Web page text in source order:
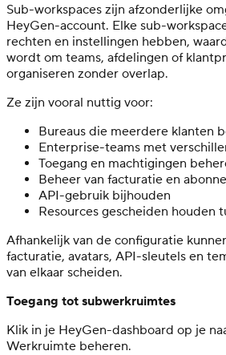
Sub-workspaces zijn afzonderlijke
HeyGen-account. Elke sub-
rechten en instellingen hebben,
wordt om teams, afdelingen of
organiseren zonder overlap.
Ze zijn vooral nuttig voor:
Bureaus die meerdere klanten
Enterprise-teams met
Toegang en machtigingen
Beheer van facturatie en
API-gebruik bijhouden
Resources gescheiden houden
Afhankelijk van de configuratie
facturatie, avatars, API-sleutels en
van elkaar scheiden.
Toegang tot subwerkruimtes
Klik in je HeyGen-dashboard op je
Werkruimte beheren.